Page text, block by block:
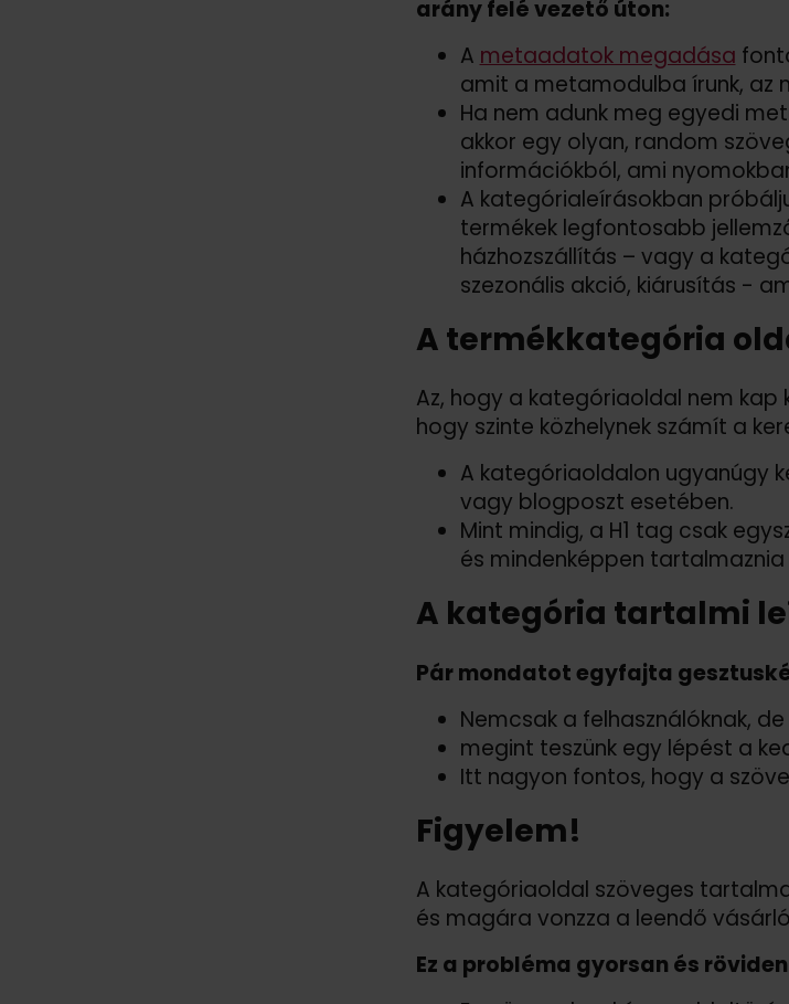
arány felé vezető úton:
A metaadatok megadása
amit a metamodulba írunk, az
Ha nem adunk meg egyedi
akkor egy olyan, random
információkból, ami
A kategórialeírásokban
termékek legfontosabb
házhozszállítás – vagy a
szezonális akció, kiárusítás -
A termékkategória
Az, hogy a kategóriaoldal nem
hogy szinte közhelynek számít a
A kategóriaoldalon ugyanúgy
vagy blogposzt esetében.
Mint mindig, a H1 tag csak
és mindenképpen tartalmaznia
A kategória tartalmi
Pár mondatot egyfajta
Nemcsak a felhasználóknak,
megint teszünk egy lépést a
Itt nagyon fontos, hogy a
Figyelem!
A kategóriaoldal szöveges
és magára vonzza a leendő
Ez a probléma gyorsan és